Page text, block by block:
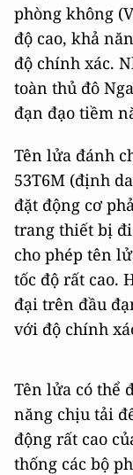
phòng không
độ cao, khả
độ chính xác.
toàn thủ đô
đạn đạo tiềm
Tên lửa đánh
53Т6М (định
đặt động cơ
trang thiết bị
cho phép tên
tốc độ rất cao.
đại trên đầu
với độ chính
Tên lửa có thể
năng chịu tải
động rất cao
thống các bộ